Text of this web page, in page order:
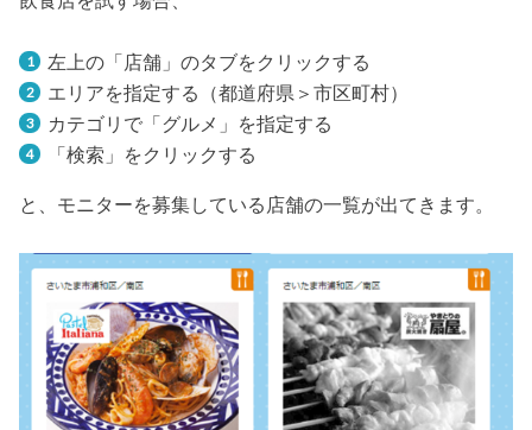
左上の「店舗」のタブをクリックする
エリアを指定する（都道府県＞市区町村）
カテゴリで「グルメ」を指定する
「検索」をクリックする
と、モニターを募集している店舗の一覧が出てきます。